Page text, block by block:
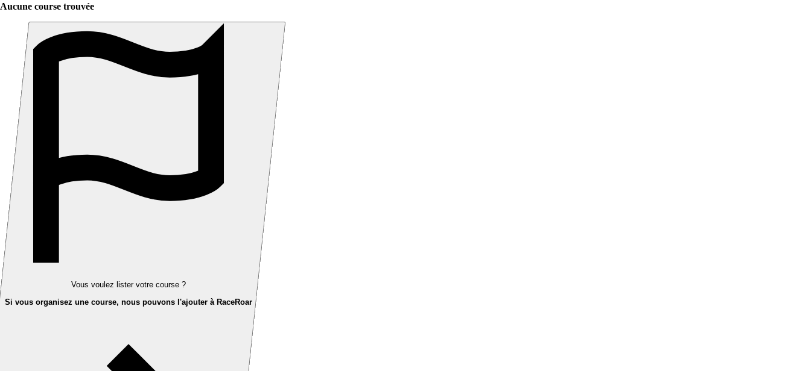
Aucune course trouvée
Vous voulez lister votre course ?
Si vous organisez une course, nous pouvons l'ajouter à RaceRoar